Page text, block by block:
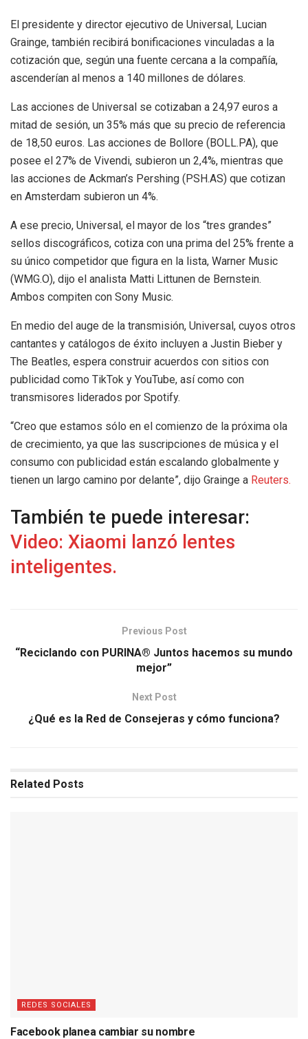
El presidente y director ejecutivo de Universal, Lucian
Grainge, también recibirá bonificaciones vinculadas a la
cotización que, según una fuente cercana a la compañía,
ascenderían al menos a 140 millones de dólares.
Las acciones de Universal se cotizaban a 24,97 euros a
mitad de sesión, un 35% más que su precio de referencia
de 18,50 euros. Las acciones de Bollore (BOLL.PA), que
posee el 27% de Vivendi, subieron un 2,4%, mientras que
las acciones de Ackman’s Pershing (PSH.AS) que cotizan
en Amsterdam subieron un 4%.
A ese precio, Universal, el mayor de los “tres grandes”
sellos discográficos, cotiza con una prima del 25% frente a
su único competidor que figura en la lista, Warner Music
(WMG.O), dijo el analista Matti Littunen de Bernstein.
Ambos compiten con Sony Music.
En medio del auge de la transmisión, Universal, cuyos otros
cantantes y catálogos de éxito incluyen a Justin Bieber y
The Beatles, espera construir acuerdos con sitios con
publicidad como TikTok y YouTube, así como con
transmisores liderados por Spotify.
“Creo que estamos sólo en el comienzo de la próxima ola
de crecimiento, ya que las suscripciones de música y el
consumo con publicidad están escalando globalmente y
tienen un largo camino por delante”, dijo Grainge a Reuters.
También te puede interesar:
Video: Xiaomi lanzó lentes
inteligentes.
Previous Post
“Reciclando con PURINA® Juntos hacemos su mundo
mejor”
Next Post
¿Qué es la Red de Consejeras y cómo funciona?
Related Posts
REDES SOCIALES
Facebook planea cambiar su nombre